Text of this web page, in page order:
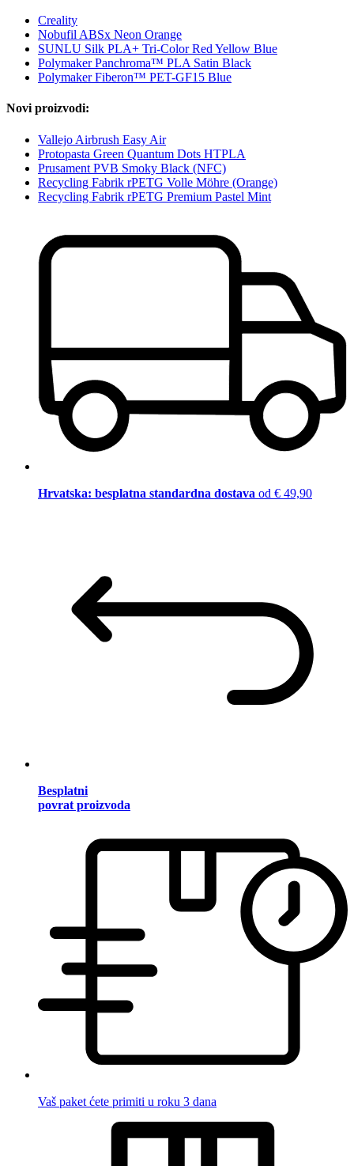
Creality
Nobufil ABSx Neon Orange
SUNLU Silk PLA+ Tri-Color Red Yellow Blue
Polymaker Panchroma™ PLA Satin Black
Polymaker Fiberon™ PET-GF15 Blue
Novi proizvodi:
Vallejo Airbrush Easy Air
Protopasta Green Quantum Dots HTPLA
Prusament PVB Smoky Black (NFC)
Recycling Fabrik rPETG Volle Möhre (Orange)
Recycling Fabrik rPETG Premium Pastel Mint
Hrvatska: besplatna standardna dostava od € 49,90
Besplatni
povrat proizvoda
Vaš paket ćete primiti u roku 3 dana